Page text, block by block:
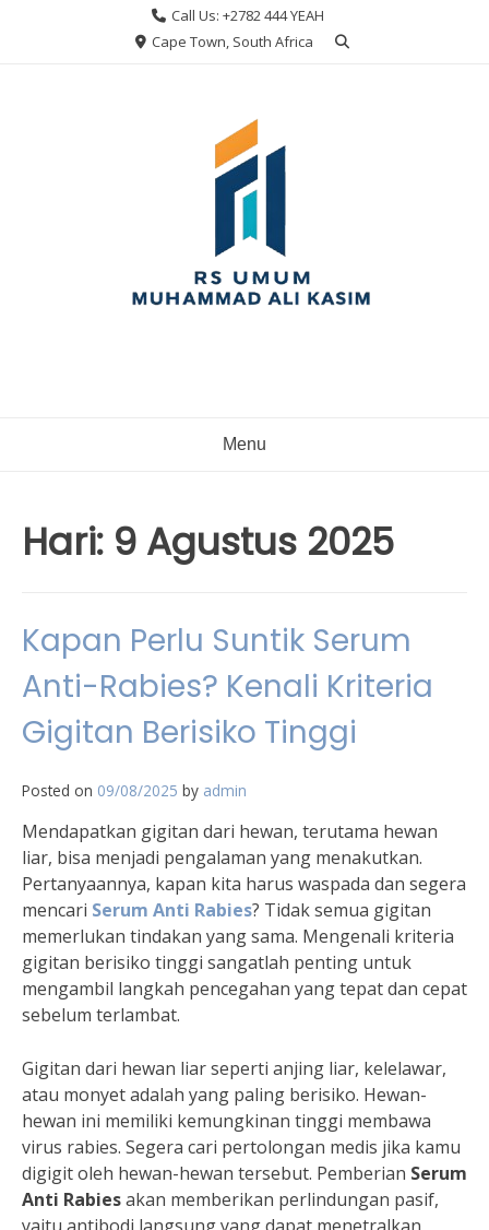
Call Us: +2782 444 YEAH
Cape Town, South Africa
Menu
Hari: 9 Agustus 2025
Kapan Perlu Suntik Serum
Anti-Rabies? Kenali Kriteria
Gigitan Berisiko Tinggi
Posted on 09/08/2025 by admin
Mendapatkan gigitan dari hewan, terutama hewan
liar, bisa menjadi pengalaman yang menakutkan.
Pertanyaannya, kapan kita harus waspada dan segera
mencari Serum Anti Rabies? Tidak semua gigitan
memerlukan tindakan yang sama. Mengenali kriteria
gigitan berisiko tinggi sangatlah penting untuk
mengambil langkah pencegahan yang tepat dan cepat
sebelum terlambat.
Gigitan dari hewan liar seperti anjing liar, kelelawar,
atau monyet adalah yang paling berisiko. Hewan-
hewan ini memiliki kemungkinan tinggi membawa
virus rabies. Segera cari pertolongan medis jika kamu
digigit oleh hewan-hewan tersebut. Pemberian Serum
Anti Rabiesakan memberikan perlindungan pasif,